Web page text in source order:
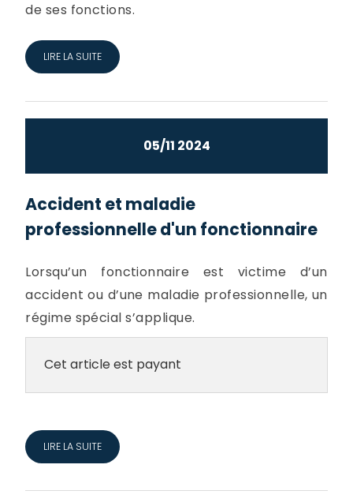
de ses fonctions.
LIRE LA SUITE
05/11 2024
Accident et maladie
professionnelle d'un fonctionnaire
Lorsqu’un fonctionnaire est victime d’un
accident ou d’une maladie professionnelle, un
régime spécial s’applique.
Cet article est payant
LIRE LA SUITE